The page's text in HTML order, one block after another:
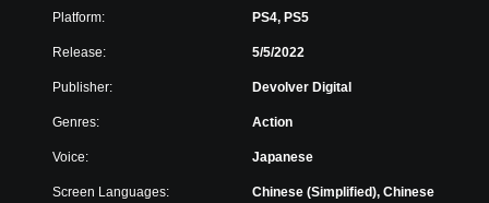
Platform: PS4, PS5
Release: 5/5/2022
Publisher: Devolver Digital
Genres: Action
Voice: Japanese
Screen Languages:
Chinese (Simplified), Chinese